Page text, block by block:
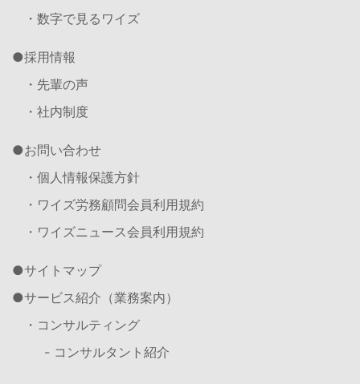
・数字で見るワイズ
採用情報
・先輩の声
・社内制度
お問い合わせ
・個人情報保護方針
・ワイズ労務顧問会員利用規約
・ワイズニュース会員利用規約
サイトマップ
サービス紹介（業務案内）
・コンサルティング
- コンサルタント紹介